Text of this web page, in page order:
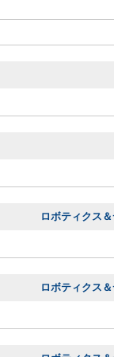
ロボティクス
ロボティクス